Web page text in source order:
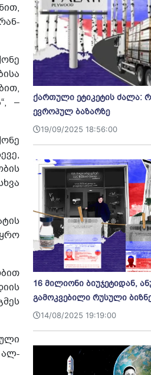
–
ქართული ეტიკეტის ძალა:
ევროპულ ბაზარზე
19/09/2025 18:56:00
16 მილიონი ბიუჯეტიდან,
გამოკვებილი რუსული
14/08/2025 19:19:00